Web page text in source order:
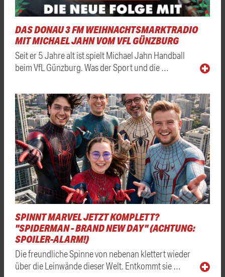
DAS DONAU 3 FM WEIHNACHTSMARKTRADIO
MIT MICHAEL JAHN VOM VFL GÜNZBURG
Seit er 5 Jahre alt ist spielt Michael Jahn Handball
beim VfL Günzburg. Was der Sport und die …
SPINNT MARVEL JETZT KOMPLETT?
"SPIDERMAN - BRAND NEW DAY" (ACHTUNG:
SPOILER-ALARM!)
Die freundliche Spinne von nebenan klettert wieder
über die Leinwände dieser Welt. Entkommt sie …